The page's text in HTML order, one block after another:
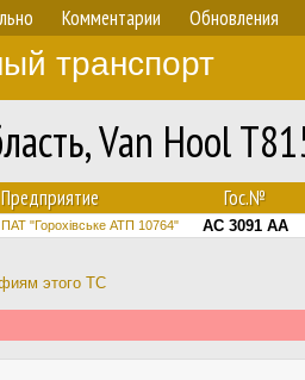
Комментарии Обновления
транспорт
Van Hool
Предприятие Гос.№
ПАТ "Горохівське АТП 10764" AC 3091 AA
этого ТС